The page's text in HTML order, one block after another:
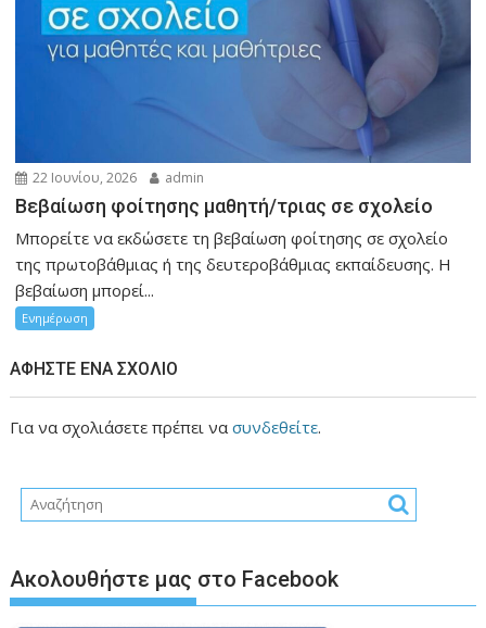
22 Ιουνίου, 2026 admin
Βεβαίωση φοίτησης μαθητή/τριας σε σχολείο
Μπορείτε να εκδώσετε τη βεβαίωση φοίτησης σε σχολείο
της πρωτοβάθμιας ή της δευτεροβάθμιας εκπαίδευσης. Η
βεβαίωση μπορεί...
Ενημέρωση
ΑΦΉΣΤΕ ΈΝΑ ΣΧΌΛΙΟ
Για να σχολιάσετε πρέπει νασυνδεθείτε.
Ακολουθήστε μας στο Facebook